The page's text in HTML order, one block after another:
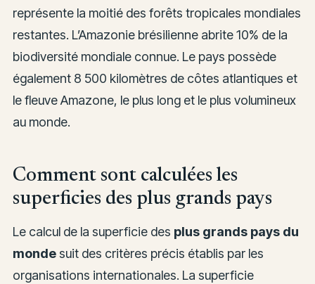
représente la moitié des forêts tropicales mondiales
restantes. L’Amazonie brésilienne abrite 10% de la
biodiversité mondiale connue. Le pays possède
également 8 500 kilomètres de côtes atlantiques et
le fleuve Amazone, le plus long et le plus volumineux
au monde.
Comment sont calculées les
superficies des plus grands pays
Le calcul de la superficie des plus grands pays du
mondesuit des critères précis établis par les
organisations internationales. La superficie